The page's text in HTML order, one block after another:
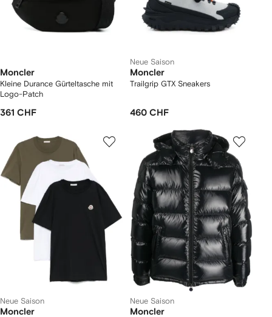
Moncler
Kleine Durance Gürteltasche mit
Logo-Patch
361 CHF
Neue Saison
Moncler
Trailgrip GTX Sneakers
460 CHF
Neue Saison
Moncler
Neue Saison
Moncler